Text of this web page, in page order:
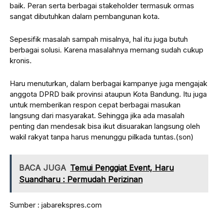
baik. Peran serta berbagai stakeholder termasuk ormas
sangat dibutuhkan dalam pembangunan kota.
Sepesifik masalah sampah misalnya, hal itu juga butuh
berbagai solusi. Karena masalahnya memang sudah cukup
kronis.
Haru menuturkan, dalam berbagai kampanye juga mengajak
anggota DPRD baik provinsi ataupun Kota Bandung. Itu juga
untuk memberikan respon cepat berbagai masukan
langsung dari masyarakat. Sehingga jika ada masalah
penting dan mendesak bisa ikut disuarakan langsung oleh
wakil rakyat tanpa harus menunggu pilkada tuntas.(son)
BACA JUGA Temui Penggiat Event, Haru
Suandharu : Permudah Perizinan
Sumber : jabarekspres.com